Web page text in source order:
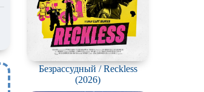
Безрассудный / Reckless
(2026)